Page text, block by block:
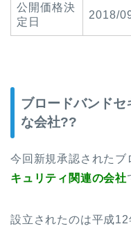
公開価格決
定日
2018/
ブロードバンド
な会社??
今回新規承認されたブ
キュリティ関連の会社
設立されたのは平成12